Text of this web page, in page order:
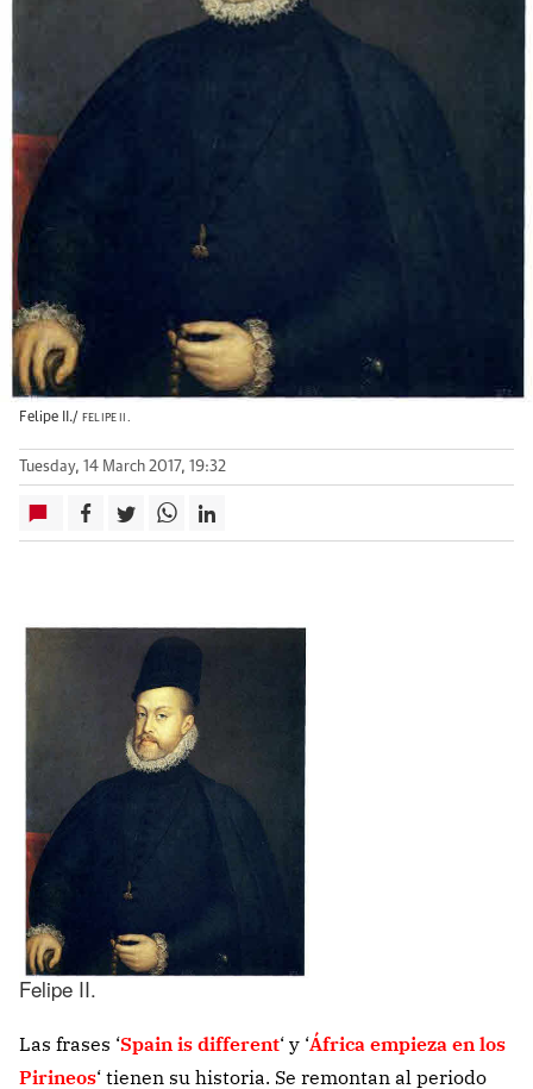
Felipe II./ FELIPE II.
Tuesday, 14 March 2017, 19:32
Felipe II.
Las frases ‘Spain is different‘ y ‘África empieza en los
Pirineos‘ tienen su historia. Se remontan al periodo